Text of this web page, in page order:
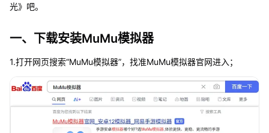
光》吧。
一、下载安装MuMu模拟器
1.打开网页搜索“MuMu模拟器”，找准MuMu模拟器官网进入；